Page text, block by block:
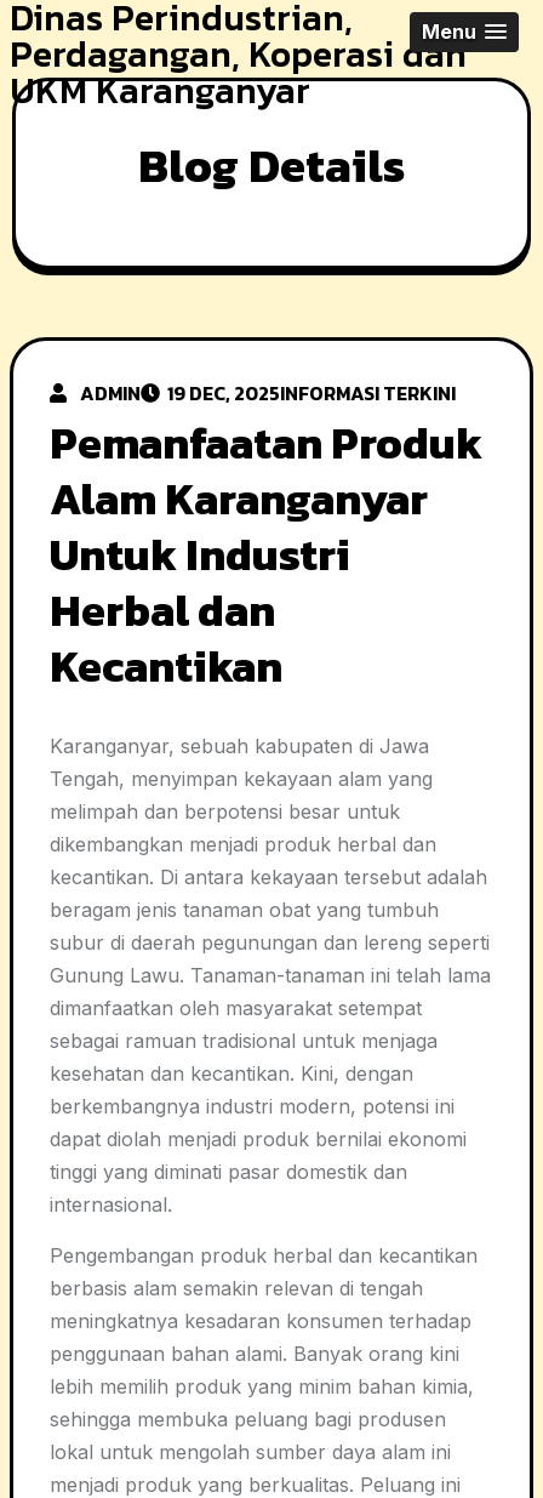
Skip
to
content
Dinas Perindustrian,
Perdagangan, Koperasi dan
UKM Karanganyar
Menu
Blog Details
ADMIN 19 DEC, 2025INFORMASI TERKINI
Pemanfaatan Produk
Alam Karanganyar
Untuk Industri
Herbal dan
Kecantikan
Karanganyar, sebuah kabupaten di Jawa
Tengah, menyimpan kekayaan alam yang
melimpah dan berpotensi besar untuk
dikembangkan menjadi produk herbal dan
kecantikan. Di antara kekayaan tersebut adalah
beragam jenis tanaman obat yang tumbuh
subur di daerah pegunungan dan lereng seperti
Gunung Lawu. Tanaman-tanaman ini telah lama
dimanfaatkan oleh masyarakat setempat
sebagai ramuan tradisional untuk menjaga
kesehatan dan kecantikan. Kini, dengan
berkembangnya industri modern, potensi ini
dapat diolah menjadi produk bernilai ekonomi
tinggi yang diminati pasar domestik dan
internasional.
Pengembangan produk herbal dan kecantikan
berbasis alam semakin relevan di tengah
meningkatnya kesadaran konsumen terhadap
penggunaan bahan alami. Banyak orang kini
lebih memilih produk yang minim bahan kimia,
sehingga membuka peluang bagi produsen
lokal untuk mengolah sumber daya alam ini
menjadi produk yang berkualitas. Peluang ini